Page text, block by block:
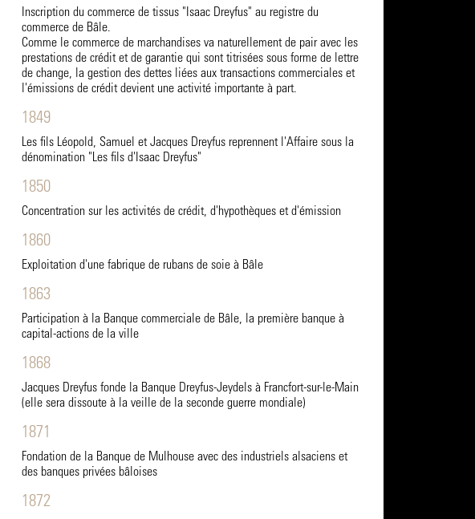
Inscription du commerce de tissus "Isaac Dreyfus" au registre du
commerce de Bâle.
Comme le commerce de marchandises va naturellement de pair avec les
prestations de crédit et de garantie qui sont titrisées sous forme de lettre
de change, la gestion des dettes liées aux transactions commerciales et
l'émissions de crédit devient une activité importante à part.
1849
Les fils Léopold, Samuel et Jacques Dreyfus reprennent l'Affaire sous la
dénomination "Les fils d'Isaac Dreyfus"
1850
Concentration sur les activités de crédit, d'hypothèques et d'émission
1860
Exploitation d'une fabrique de rubans de soie à Bâle
1863
Participation à la Banque commerciale de Bâle, la première banque à
capital-actions de la ville
1868
Jacques Dreyfus fonde la Banque Dreyfus-Jeydels à Francfort-sur-le-Main
(elle sera dissoute à la veille de la seconde guerre mondiale)
1871
Fondation de la Banque de Mulhouse avec des industriels alsaciens et
des banques privées bâloises
1872